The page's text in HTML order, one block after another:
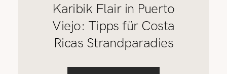
Karibik Flair in Puerto
Viejo: Tipps für Costa
Ricas Strandparadies